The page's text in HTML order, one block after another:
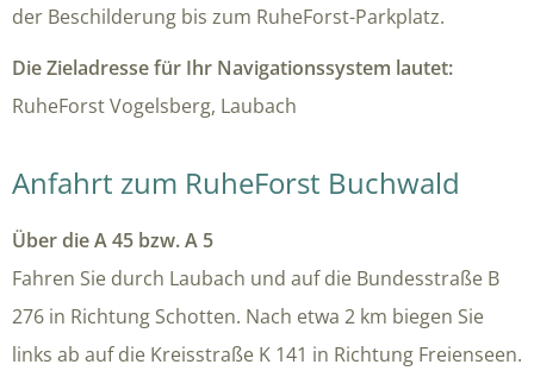
der Beschilderung bis zum RuheForst-Parkplatz.
Die Zieladresse für Ihr Navigationssystem lautet:
RuheForst Vogelsberg, Laubach
Anfahrt zum RuheForst Buchwald
Über die A 45 bzw. A 5
Fahren Sie durch Laubach und auf die Bundesstraße B
276 in Richtung Schotten. Nach etwa 2 km biegen Sie
links ab auf die Kreisstraße K 141 in Richtung Freienseen.